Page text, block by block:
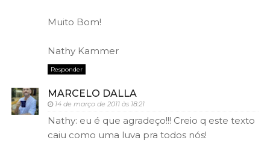
Muito Bom!
Nathy Kammer
Responder
MARCELO DALLA
14 de março de 2011 às 18:21
Nathy: eu é que agradeço!!! Creio q este texto
caiu como uma luva pra todos nós!